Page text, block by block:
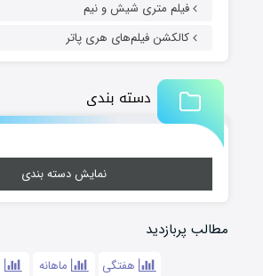
فیلم متری شیش و نیم
کالکشن فیلم‌های هری پاتر
دسته بندی
نمایش دسته بندی
مطالب پربازدید
هفتگی ماهانه